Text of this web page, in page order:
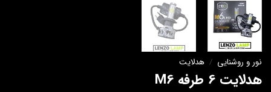
نور و روشنایی / هدلایت
هدلایت 6 طرفه M6